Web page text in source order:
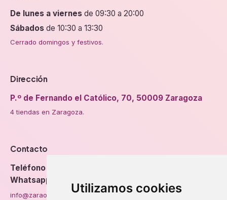
Utilizamos cookies
De lunes a viernes de 09:30 a 20:00
Sábados de 10:30 a 13:30
Cerrado domingos y festivos.
Dirección
P.º de Fernando el Católico, 70, 50009 Zaragoza
4 tiendas en Zaragoza.
Contacto
Teléfono
Whatsapp
info@zaraorto.com